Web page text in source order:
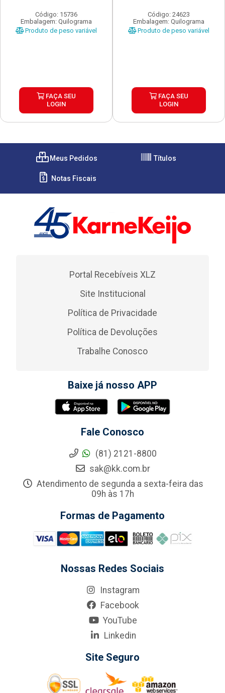
Código: 15736
Embalagem: Quilograma
Produto de peso variável
FAÇA SEU
LOGIN
Código: 24623
Embalagem: Quilograma
Produto de peso variável
FAÇA SEU
LOGIN
Meus Pedidos Títulos
Notas Fiscais
Portal Recebíveis XLZ
Site Institucional
Política de Privacidade
Política de Devoluções
Trabalhe Conosco
Baixe já nosso APP
Fale Conosco
(81) 2121-8800
sak@kk.com.br
Atendimento de segunda a sexta-feira das
09h às 17h
Formas de Pagamento
Nossas Redes Sociais
Instagram
Facebook
YouTube
Linkedin
Site Seguro